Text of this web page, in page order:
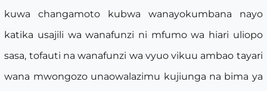
kuwa changamoto kubwa wanayokumbana nayo
katika usajili wa wanafunzi ni mfumo wa hiari uliopo
sasa, tofauti na wanafunzi wa vyuo vikuu ambao tayari
wana mwongozo unaowalazimu kujiunga na bima ya